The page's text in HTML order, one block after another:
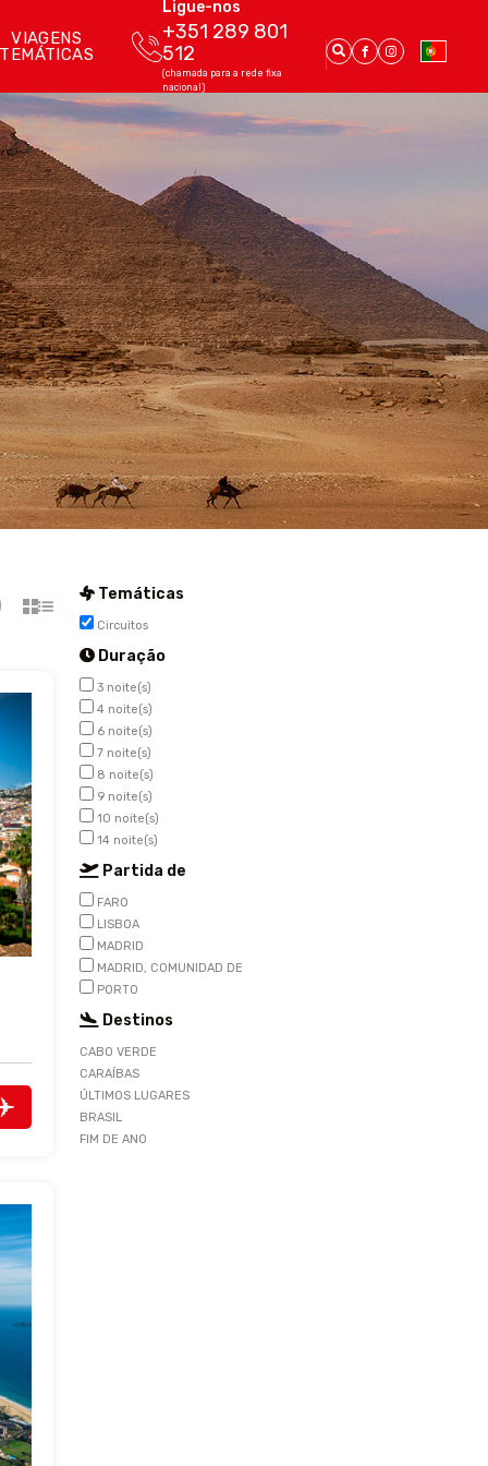
VIAGENS
TEMÁTICAS
Ligue-nos
+351 289 801
512
(chamada para a rede fixa
nacional)
Temáticas
Circuitos
Duração
3 noite(s)
4 noite(s)
6 noite(s)
7 noite(s)
8 noite(s)
9 noite(s)
10 noite(s)
14 noite(s)
Partida de
FARO
LISBOA
MADRID
MADRID, COMUNIDAD DE
PORTO
Destinos
CABO VERDE
CARAÍBAS
ÚLTIMOS LUGARES
BRASIL
FIM DE ANO